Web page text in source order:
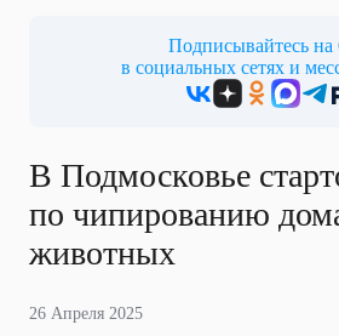
Подписывайтесь
в социальных сетях и
В Подмосковье
по чипированию
животных
26 Апреля 2025